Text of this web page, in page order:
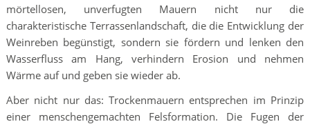
mörtellosen, unverfugten Mau­ern nicht nur die
charakteristische Terrassenlandschaft, die die Entwicklung der
Weinreben begünstigt, sondern sie fördern und lenken den
Wasserfluss am Hang, verhindern Erosion und nehmen
Wärme auf und geben sie wieder ab.
Aber nicht nur das: Trockenmauern entsprechen im Prinzip
einer menschengemachten Felsformation. Die Fugen der